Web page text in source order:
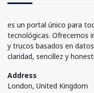
es un portal único para
tecnológicas. Ofrecemos
y trucos basados en
claridad, sencillez y
Address
London, United Kingdom